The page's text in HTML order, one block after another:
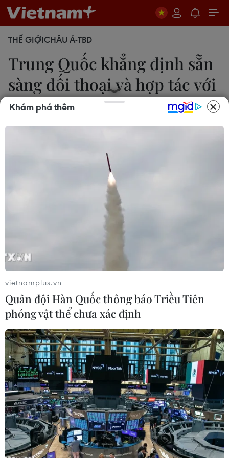
THẾ GIỚICHÂU Á-TBD
Trung Quốc khẳng định sẵn
sàng đối thoại và hợp tác với
EU
Cho biết dù tình hình quốc tế thay đổi như thế nào,
Trung Quốc luôn ủng hộ mạnh mẽ sự hội nhập,
đoàn kết và tăng trưởng của EU, cũng như một vai
trò lớn hơn của EU trong các vấn đề toàn cầu.
Ảnh minh họa. (Nguồn: Reuters)
Ngày 11/5, Chủ nhiệm Văn phòng Ủy ban Công
tác Đối ngoại Trung ương Đảng Cộng sản Trung
Quốc, ông Vương Nghị (Wang Yi) khẳng
định Trung Quốc sẵn sàng tiến hành đối thoại
Khám phá thêm
vietnamplus.vn
Quân đội Hàn Quốc thông báo Triều Tiên
phóng vật thể chưa xác định